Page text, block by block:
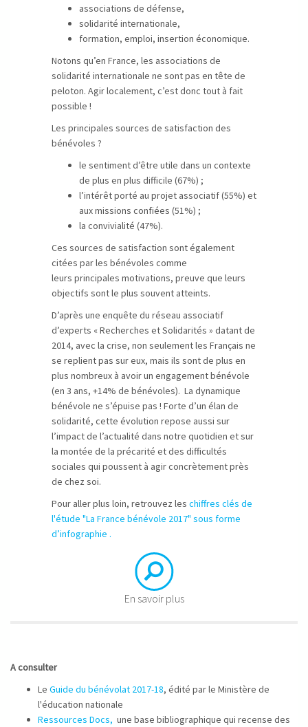
associations de défense,
solidarité internationale,
formation, emploi, insertion économique.
Notons qu’en France, les associations de
solidarité internationale ne sont pas en tête de
peloton. Agir localement, c’est donc tout à fait
possible !
Les principales sources de satisfaction des
bénévoles ?
le sentiment d’être utile dans un contexte
de plus en plus difficile (67%) ;
l’intérêt porté au projet associatif (55%) et
aux missions confiées (51%) ;
la convivialité (47%).
Ces sources de satisfaction sont également
citées par les bénévoles comme
leurs principales motivations, preuve que leurs
objectifs sont le plus souvent atteints.
D’après une enquête du réseau associatif
d’experts « Recherches et Solidarités » datant de
2014, avec la crise, non seulement les Français ne
se replient pas sur eux, mais ils sont de plus en
plus nombreux à avoir un engagement bénévole
(en 3 ans, +14% de bénévoles). La dynamique
bénévole ne s’épuise pas ! Forte d’un élan de
solidarité, cette évolution repose aussi sur
l’impact de l’actualité dans notre quotidien et sur
la montée de la précarité et des difficultés
sociales qui poussent à agir concrètement près
de chez soi.
Pour aller plus loin, retrouvez les chiffres clés de
l'étude "La France bénévole 2017" sous forme
d’infographie .
En savoir plus
A consulter
Le Guide du bénévolat 2017-18, édité par le Ministère de
l'éducation nationale
Ressources Docs, une base bibliographique qui recense des